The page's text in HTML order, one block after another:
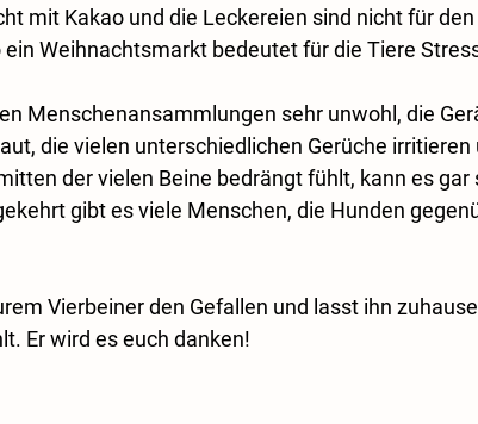
mit Kakao und die Leckereien sind nicht für
Weihnachtsmarkt bedeutet für die Tiere
Menschenansammlungen sehr unwohl, die
die vielen unterschiedlichen Gerüche
der vielen Beine bedrängt fühlt, kann es gar
gibt es viele Menschen, die Hunden
Vierbeiner den Gefallen und lasst ihn
Er wird es euch danken!